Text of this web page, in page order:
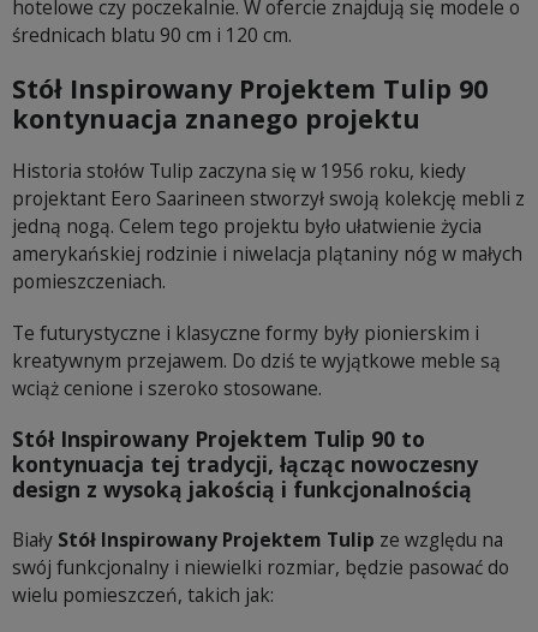
hotelowe czy poczekalnie. W ofercie znajdują się modele o
średnicach blatu 90 cm i 120 cm.
Stół Inspirowany Projektem Tulip 90
kontynuacja znanego projektu
Historia stołów Tulip zaczyna się w 1956 roku, kiedy
projektant Eero Saarineen stworzył swoją kolekcję mebli z
jedną nogą. Celem tego projektu było ułatwienie życia
amerykańskiej rodzinie i niwelacja plątaniny nóg w małych
pomieszczeniach.
Te futurystyczne i klasyczne formy były pionierskim i
kreatywnym przejawem. Do dziś te wyjątkowe meble są
wciąż cenione i szeroko stosowane.
Stół Inspirowany Projektem Tulip 90 to
kontynuacja tej tradycji, łącząc nowoczesny
design z wysoką jakością i funkcjonalnością
Biały Stół Inspirowany Projektem Tulip ze względu na
swój funkcjonalny i niewielki rozmiar, będzie pasować do
wielu pomieszczeń, takich jak: